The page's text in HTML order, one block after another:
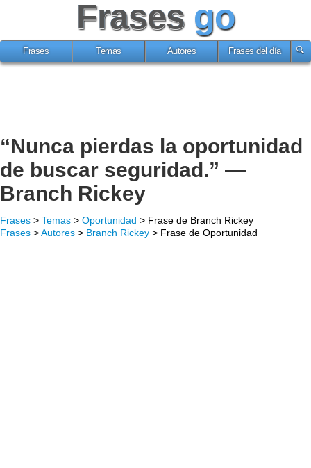
Frases go
Frases Temas Autores Frases del día
“Nunca pierdas la oportunidad
de buscar seguridad.” —
Branch Rickey
Frases > Temas > Oportunidad > Frase de Branch Rickey
Frases >Autores > Branch Rickey > Frase de Oportunidad